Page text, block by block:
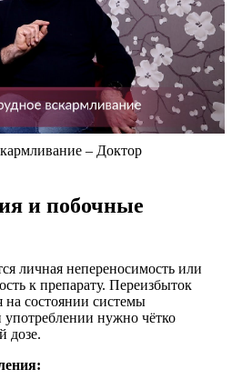
– Доктор
и побочные
личная непереносимость или
к препарату. Переизбыток
на состоянии системы
нужно чётко
дозе.